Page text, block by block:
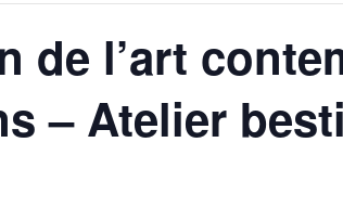
de l’art
– Atelier